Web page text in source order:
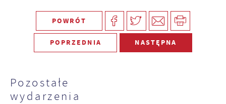
POWRÓT
POPRZEDNIA NASTĘPNA
Pozostałe
wydarzenia